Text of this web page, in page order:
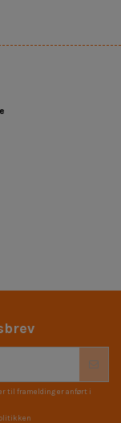
til framelding er anført i